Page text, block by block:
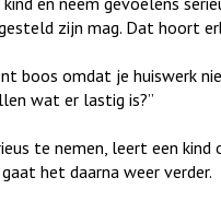
zijn mag. Dat hoort
boos omdat je huiswerk
wat er lastig is?”
te nemen, leert een kind
het daarna weer verder.